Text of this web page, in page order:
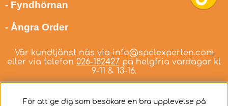
- Fyndhörnan
- Ångra Order
Vår kundtjänst nås via info@spelexperten.com
eller via telefon 026-182427 på helgfria vardagar kl
9-11 & 13-16.
För att ge dig som besökare en bra upplevelse på